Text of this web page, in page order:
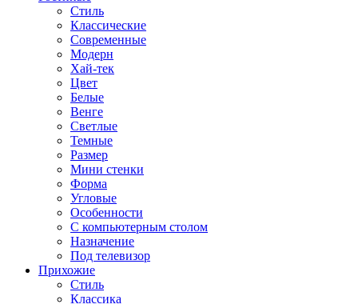
Стиль
Классические
Современные
Модерн
Хай-тек
Цвет
Белые
Венге
Светлые
Темные
Размер
Мини стенки
Форма
Угловые
Особенности
С компьютерным столом
Назначение
Под телевизор
Прихожие
Стиль
Классика